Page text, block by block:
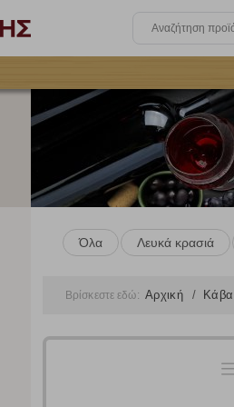
Όλα Λευκά κρασιά
Βρίσκεστε εδώ: Αρχική Κάβα